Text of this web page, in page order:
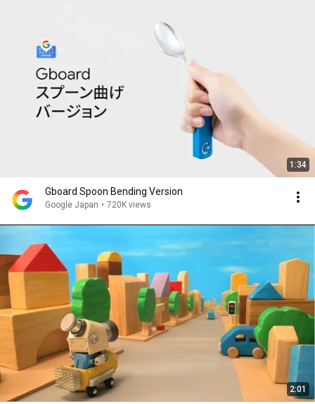
1:34
Gboard Spoon Bending Version
Google Japan • 720K views
2:01